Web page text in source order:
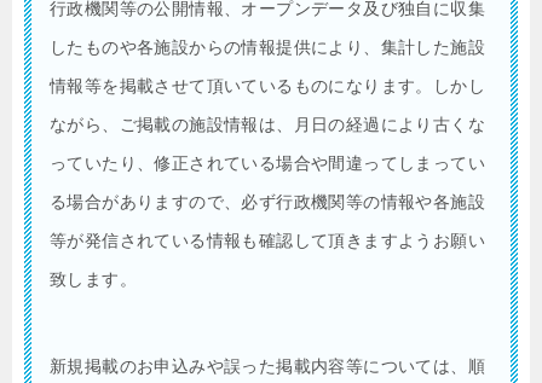
行政機関等の公開情報、オープンデータ及び独自に収集
したものや各施設からの情報提供により、集計した施設
情報等を掲載させて頂いているものになります。しかし
ながら、ご掲載の施設情報は、月日の経過により古くな
っていたり、修正されている場合や間違ってしまってい
る場合がありますので、必ず行政機関等の情報や各施設
等が発信されている情報も確認して頂きますようお願い
致します。
新規掲載のお申込みや誤った掲載内容等については、順